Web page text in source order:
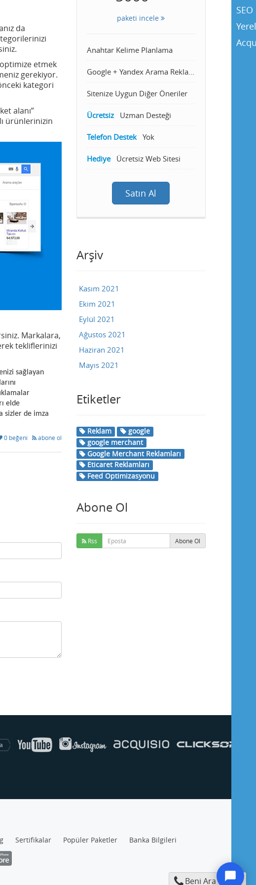
da
etmek
gerekiyor.
kategori
alanı”
ürünlerinizin
Markalara,
tekliflerinizi
sağlayan
elde
sizler de imza
0 beğeni abone ol
paketi incele
Anahtar Kelime Planlama
Google + Yandex Arama Reklamcılığı
Sitenize Uygun Diğer Öneriler
Ücretsiz Uzman Desteği
Telefon Destek Yok
Hediye Ücretsiz Web Sitesi
Satın Al
Arşiv
Kasım 2021
Ekim 2021
Eylül 2021
Ağustos 2021
Haziran 2021
Mayıs 2021
Etiketler
Reklam
google
google merchant
Google Merchant Reklamları
Eticaret Reklamları
Feed Optimizasyonu
Abone Ol
Rss Abone Ol
Sertifikalar Popüler Paketler Banka Bilgileri
Beni Ara